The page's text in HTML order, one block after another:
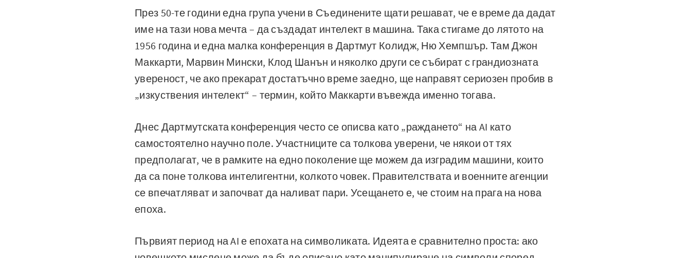
През 50-те години една група учени в Съединените щати решават, че е време да дадат
име на тази нова мечта – да създадат интелект в машина. Така стигаме до лятото на
1956 година и една малка конференция в Дартмут Колидж, Ню Хемпшър. Там Джон
Маккарти, Марвин Мински, Клод Шанън и няколко други се събират с грандиозната
увереност, че ако прекарат достатъчно време заедно, ще направят сериозен пробив в
„изкуствения интелект“ – термин, който Маккарти въвежда именно тогава.
Днес Дартмутската конференция често се описва като „раждането“ на AI като
самостоятелно научно поле. Участниците са толкова уверени, че някои от тях
предполагат, че в рамките на едно поколение ще можем да изградим машини, които
да са поне толкова интелигентни, колкото човек. Правителствата и военните агенции
се впечатляват и започват да наливат пари. Усещането е, че стоим на прага на нова
епоха.
Първият период на AI е епохата на символиката. Идеята е сравнително проста: ако